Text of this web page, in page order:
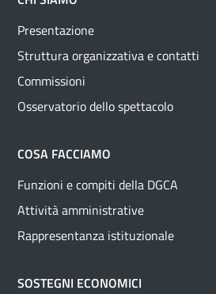
Presentazione
Struttura organizzativa e contatti
Commissioni
Osservatorio dello spettacolo
COSA FACCIAMO
Funzioni e compiti della DGCA
Attività amministrative
Rappresentanza istituzionale
SOSTEGNI ECONOMICI